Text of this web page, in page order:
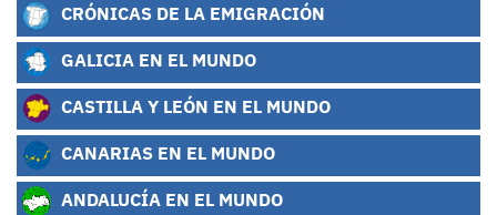
CRÓNICAS DE LA EMIGRACIÓN
GALICIA EN EL MUNDO
CASTILLA Y LEÓN EN EL MUNDO
CANARIAS EN EL MUNDO
ANDALUCÍA EN EL MUNDO